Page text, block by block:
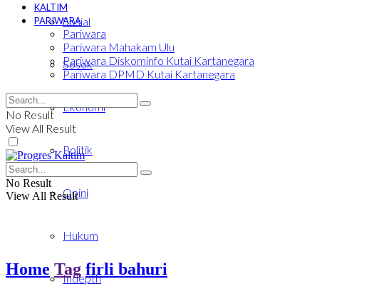
Sosial
Sosok
Ekonomi
Politik
Opini
Hukum
Indepth
KALTIM
PARIWARA
Pariwara
Pariwara Mahakam Ulu
Pariwara Diskominfo Kutai Kartanegara
Pariwara DPMD Kutai Kartanegara
No Result
View All Result
No Result
View All Result
Home Tag firli bahuri